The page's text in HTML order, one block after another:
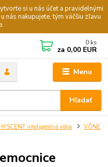
si u nás účet a pravidelnými
nás nakupujete, tým väčšiu zľavu
Menu
Hľadať
0 ks
za 0,00 EUR
HYSCENT inteligentná vôňa
VÔNE